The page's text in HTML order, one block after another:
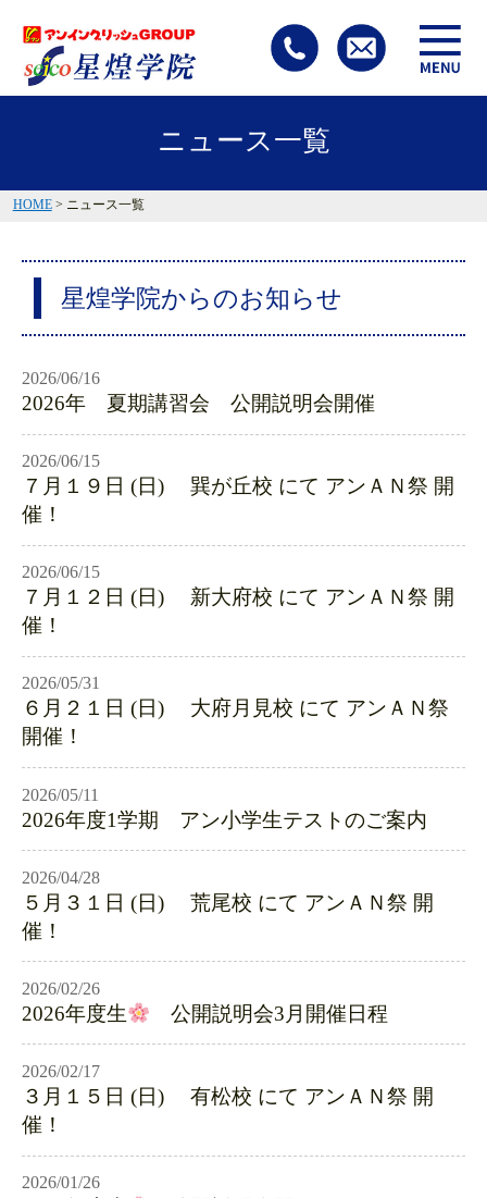
ニュース一覧
HOME> ニュース一覧
星煌学院からのお知らせ
2026/06/16
2026年 夏期講習会 公開説明会開催
2026/06/15
７月１９日 (日) 巽が丘校 にて アンＡＮ祭 開
催！
2026/06/15
７月１２日 (日) 新大府校 にて アンＡＮ祭 開
催！
2026/05/31
６月２１日 (日) 大府月見校 にて アンＡＮ祭
開催！
2026/05/11
2026年度1学期 アン小学生テストのご案内
2026/04/28
５月３１日 (日) 荒尾校 にて アンＡＮ祭 開
催！
2026/02/26
2026年度生 公開説明会3月開催日程
2026/02/17
３月１５日 (日) 有松校 にて アンＡＮ祭 開
催！
2026/01/26